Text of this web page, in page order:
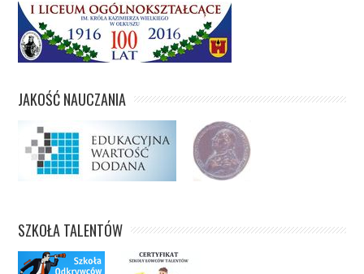
JAKOŚĆ NAUCZANIA
SZKOŁA TALENTÓW